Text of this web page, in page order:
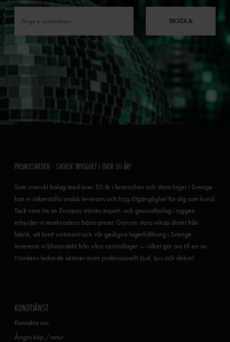
SKICKA
PROMIXSWEDEN - SVENSK TRYGGHET I ÖVER 50 ÅR!
Som svenskt bolag med över 50 år i branschen och stora lager i Sverige
kan vi säkerställa snabb leverans och hög tillgänglighet för dig som kund.
Tack vare tre av Europas största import- och grossistbolag i ryggen
erbjuder vi marknadens bästa priser. Genom stora inköp direkt från
fabrik, ett brett sortiment och vår gedigna lagerhållning i Sverige
levererar vi blixtsnabbt från våra centrallager — vilket gör oss till en av
Nordens ledande aktörer inom professionellt ljud, ljus och dekor!
KUNDTJÄNST
Kontakta oss
Ångra köp / retur